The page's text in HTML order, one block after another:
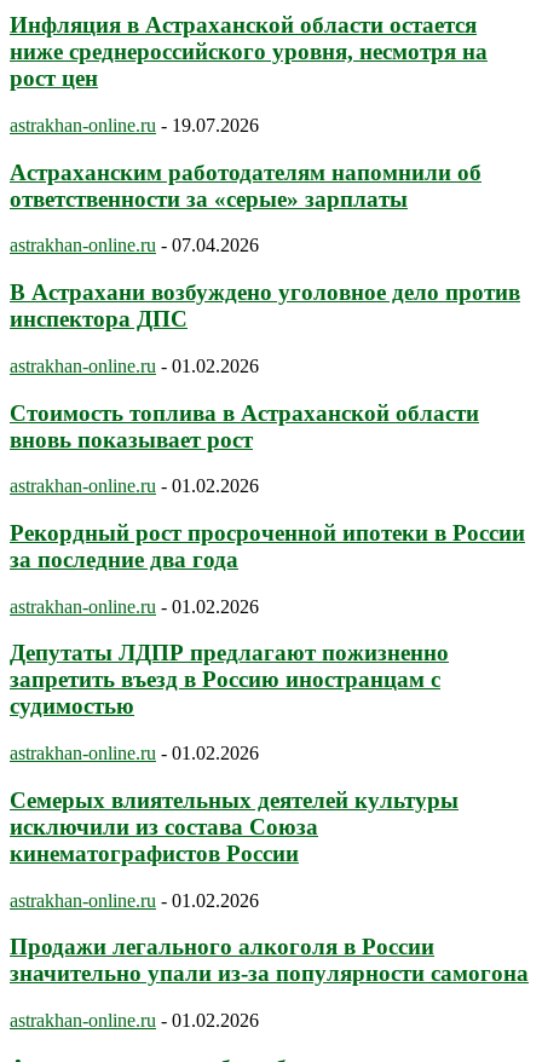
Инфляция в Астраханской области остается
ниже среднероссийского уровня, несмотря на
рост цен
astrakhan-online.ru - 19.07.2026
Астраханским работодателям напомнили об
ответственности за «серые» зарплаты
astrakhan-online.ru - 07.04.2026
В Астрахани возбуждено уголовное дело против
инспектора ДПС
astrakhan-online.ru - 01.02.2026
Стоимость топлива в Астраханской области
вновь показывает рост
astrakhan-online.ru - 01.02.2026
Рекордный рост просроченной ипотеки в России
за последние два года
astrakhan-online.ru - 01.02.2026
Депутаты ЛДПР предлагают пожизненно
запретить въезд в Россию иностранцам с
судимостью
astrakhan-online.ru - 01.02.2026
Семерых влиятельных деятелей культуры
исключили из состава Союза
кинематографистов России
astrakhan-online.ru - 01.02.2026
Продажи легального алкоголя в России
значительно упали из-за популярности самогона
astrakhan-online.ru - 01.02.2026